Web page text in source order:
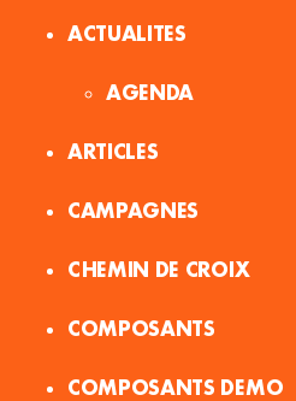
ACTUALITES
AGENDA
ARTICLES
CAMPAGNES
CHEMIN DE CROIX
COMPOSANTS
COMPOSANTS DEMO